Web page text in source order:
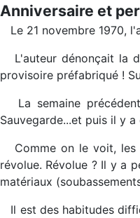
Anniversaire et
Le 21 novembre 1970,
L'auteur dénonçait la
provisoire préfabriqué !
La semaine
Sauvegarde...et puis il y
Comme on le voit,
révolue. Révolue ? Il y a
matériaux
Il est des habitudes